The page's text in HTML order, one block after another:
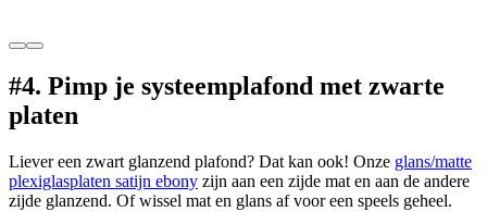
#4. Pimp je systeemplafond met zwarte
platen
Liever een zwart glanzend plafond? Dat kan ook! Onze glans/matte
plexiglasplaten satijn ebony zijn aan een zijde mat en aan de andere
zijde glanzend. Of wissel mat en glans af voor een speels geheel.